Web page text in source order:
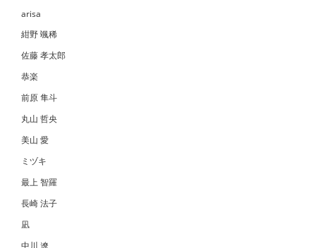
arisa
紺野 颯稀
佐藤 孝太郎
恭楽
前原 隼斗
丸山 哲央
美山 愛
ミヅキ
最上 智羅
長崎 法子
凪